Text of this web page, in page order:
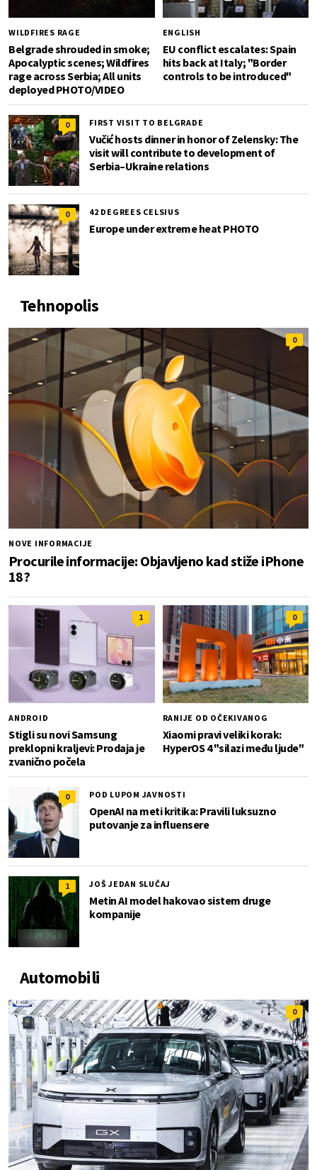
WILDFIRES RAGE
Belgrade shrouded in smoke;
Apocalyptic scenes; Wildfires
rage across Serbia; All units
deployed PHOTO/VIDEO
ENGLISH
EU conflict escalates: Spain
hits back at Italy; "Border
controls to be introduced"
0 FIRST VISIT TO BELGRADE
Vučić hosts dinner in honor of Zelensky: The
visit will contribute to development of
Serbia–Ukraine relations
0 42 DEGREES CELSIUS
Europe under extreme heat PHOTO
Tehnopolis
0
NOVE INFORMACIJE
Procurile informacije: Objavljeno kad stiže iPhone
18?
1
ANDROID
Stigli su novi Samsung
preklopni kraljevi: Prodaja je
zvanično počela
0
RANIJE OD OČEKIVANOG
Xiaomi pravi veliki korak:
HyperOS 4 "silazi među ljude"
0 POD LUPOM JAVNOSTI
OpenAI na meti kritika: Pravili luksuzno
putovanje za influensere
1 JOŠ JEDAN SLUČAJ
Metin AI model hakovao sistem druge
kompanije
Automobili
0